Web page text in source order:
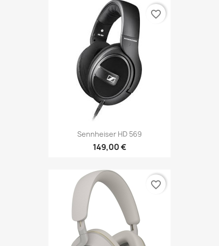
Sennheiser HD 569
149,00 €
favorite_border
favorite_border